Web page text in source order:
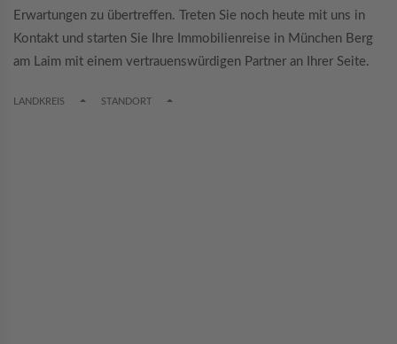
Erwartungen zu übertreffen. Treten Sie noch heute mit uns in
Kontakt und starten Sie Ihre Immobilienreise in München Berg
am Laim mit einem vertrauenswürdigen Partner an Ihrer Seite.
LANDKREIS TOGGLE DROPDOWN
STANDORT TOGGLE DROPDOWN